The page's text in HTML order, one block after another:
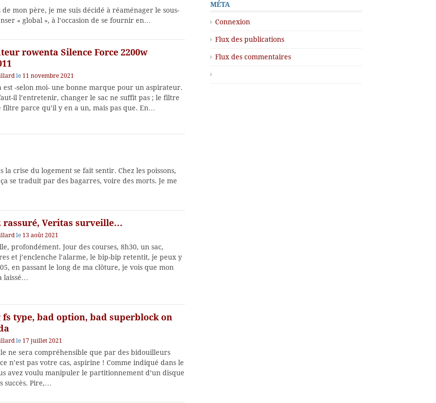
mon père, je me suis décidé à réaménager le sous-
« global », à l’occasion de se fournir en…
rowenta Silence Force 2200w
le 11 novembre 2021
est -selon moi- une bonne marque pour un aspirateur.
il l’entretenir, changer le sac ne suffit pas ; le filtre
filtre parce qu’il y en a un, mais pas que. En…
crise du logement se fait sentir. Chez les poissons,
se traduit par des bagarres, voire des morts. Je me
rassuré, Veritas surveille…
le 13 août 2021
profondément. Jour des courses, 8h30, un sac,
et j’enclenche l’alarme, le bip-bip retentit, je peux y
en passant le long de ma clôture, je vois que mon
laissé…
fs type, bad option, bad superblock on
le 17 juillet 2021
ne sera compréhensible que par des bidouilleurs
n’est pas votre cas, aspirine ! Comme indiqué dans le
avez voulu manipuler le partitionnement d’un disque
succès. Pire,…
MÉTA
Connexion
Flux des publications
Flux des commentaires